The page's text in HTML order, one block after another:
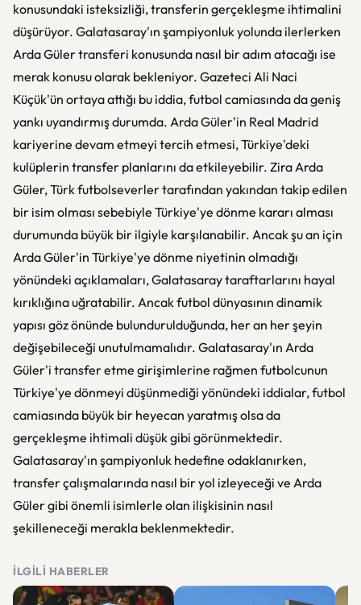
konusundaki isteksizliği, transferin gerçekleşme ihtimalini
düşürüyor. Galatasaray'ın şampiyonluk yolunda ilerlerken
Arda Güler transferi konusunda nasıl bir adım atacağı ise
merak konusu olarak bekleniyor. Gazeteci Ali Naci
Küçük'ün ortaya attığı bu iddia, futbol camiasında da geniş
yankı uyandırmış durumda. Arda Güler'in Real Madrid
kariyerine devam etmeyi tercih etmesi, Türkiye'deki
kulüplerin transfer planlarını da etkileyebilir. Zira Arda
Güler, Türk futbolseverler tarafından yakından takip edilen
bir isim olması sebebiyle Türkiye'ye dönme kararı alması
durumunda büyük bir ilgiyle karşılanabilir. Ancak şu an için
Arda Güler'in Türkiye'ye dönme niyetinin olmadığı
yönündeki açıklamaları, Galatasaray taraftarlarını hayal
kırıklığına uğratabilir. Ancak futbol dünyasının dinamik
yapısı göz önünde bulundurulduğunda, her an her şeyin
değişebileceği unutulmamalıdır. Galatasaray'ın Arda
Güler'i transfer etme girişimlerine rağmen futbolcunun
Türkiye'ye dönmeyi düşünmediği yönündeki iddialar, futbol
camiasında büyük bir heyecan yaratmış olsa da
gerçekleşme ihtimali düşük gibi görünmektedir.
Galatasaray'ın şampiyonluk hedefine odaklanırken,
transfer çalışmalarında nasıl bir yol izleyeceği ve Arda
Güler gibi önemli isimlerle olan ilişkisinin nasıl
şekilleneceği merakla beklenmektedir.
İLGILI HABERLER